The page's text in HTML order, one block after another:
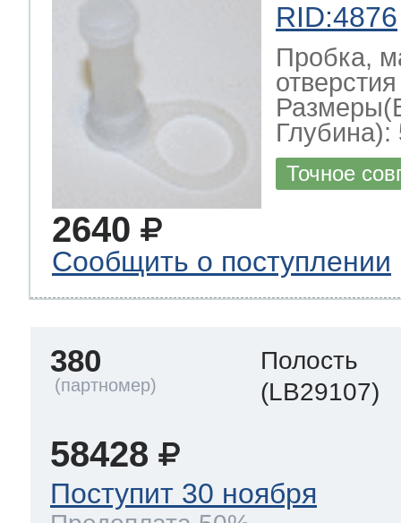
RID:4876
Пробка,
Глубина):
Точное
2640
Сообщить о поступлении
380
Полость
(LB29107)
58428
Поступит 30 ноября